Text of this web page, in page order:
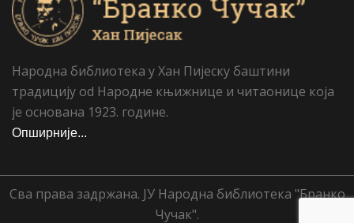
Народна библиотека у Хан Пијеску баштини
традицију od Народне књижнице и читаонице која
је основана 1923. године.
Опширније...
Сва права задржана. ЈУ Народна библиотека "Бранко
Чучак".